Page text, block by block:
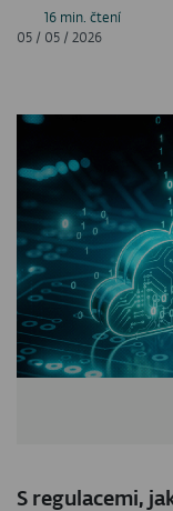
16 min. čtení
05 / 05 / 2026
S regulacemi,